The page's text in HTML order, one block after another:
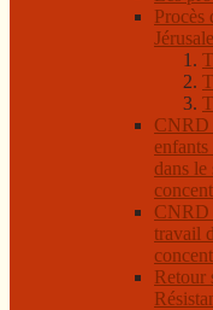
Procès
CNRD
enfants
dans le
CNRD
travail
Retour